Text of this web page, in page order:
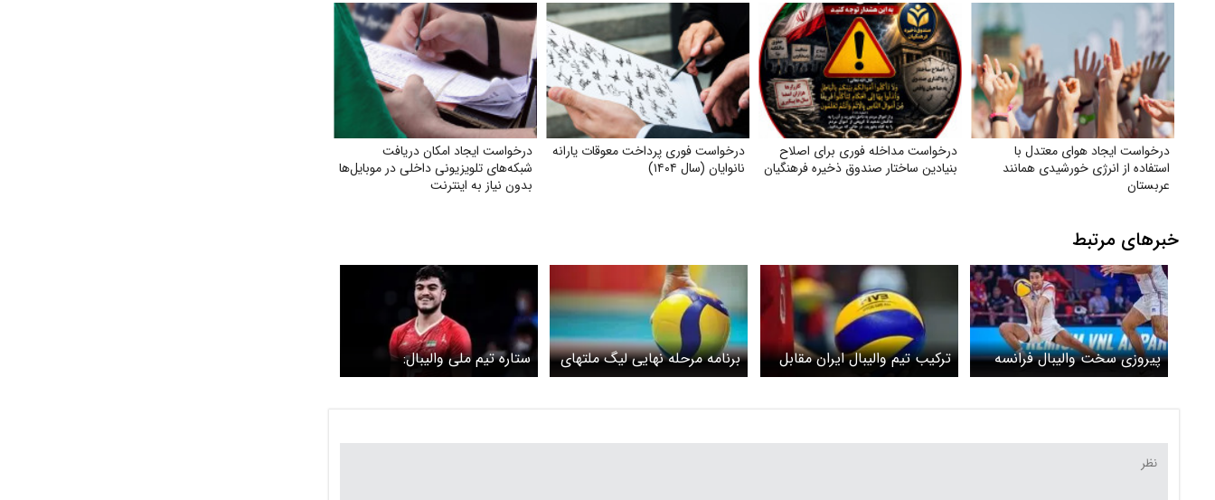
درخواست ایجاد هوای معتدل با
استفاده از انرژی خورشیدی همانند
عربستان
درخواست مداخله فوری برای اصلاح
بنیادین ساختار صندوق ذخیره فرهنگیان
درخواست فوری پرداخت معوقات یارانه
نانوایان (سال ۱۴۰۴)
درخواست ایجاد امکان دریافت
شبکه‌های تلویزیونی داخلی در موبایل‌ها
بدون نیاز به اینترنت
خبرهای مرتبط
پیروزی سخت والیبال فرانسه
مقابل کوبا در لیگ ملت‌های
ترکیب تیم والیبال ایران مقابل
لهستان مشخص شد+ اسامی
برنامه مرحله نهایی لیگ ملتهای
والیبال
ستاره تیم ملی والیبال:
فریبکاری در حد مارادونا!